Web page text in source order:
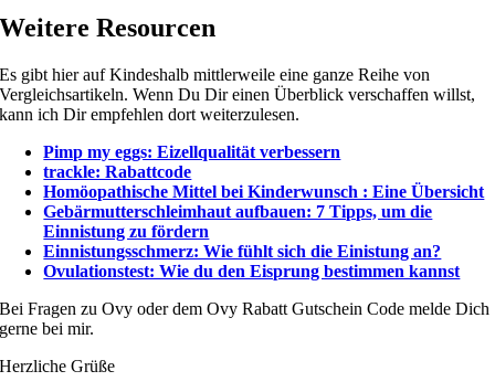
Weitere Resourcen
Es gibt hier auf Kindeshalb mittlerweile eine ganze Reihe von
Vergleichsartikeln. Wenn Du Dir einen Überblick verschaffen willst,
kann ich Dir empfehlen dort weiterzulesen.
Pimp my eggs: Eizellqualität verbessern
trackle: Rabattcode
Homöopathische Mittel bei Kinderwunsch : Eine Übersicht
Gebärmutterschleimhaut aufbauen: 7 Tipps, um die
Einnistung zu fördern
Einnistungsschmerz: Wie fühlt sich die Einistung an?
Ovulationstest: Wie du den Eisprung bestimmen kannst
Bei Fragen zu Ovy oder dem Ovy Rabatt Gutschein Code melde Dich
gerne bei mir.
Herzliche Grüße